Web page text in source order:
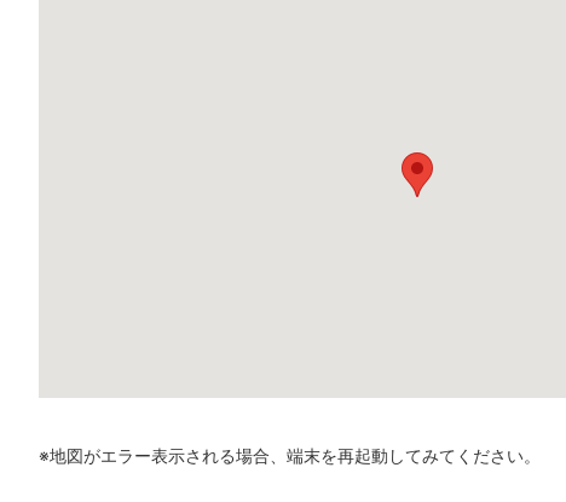
※地図がエラー表示される場合、端末を再起動してみてください。